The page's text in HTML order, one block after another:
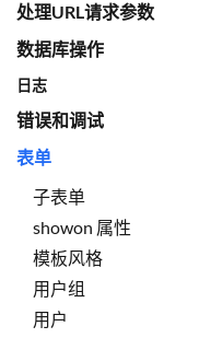
处理URL请求参数
数据库操作
日志
错误和调试
表单
子表单
showon 属性
模板风格
用户组
用户